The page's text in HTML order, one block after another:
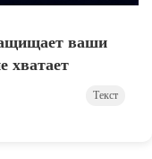
ваши
хватает
Текст